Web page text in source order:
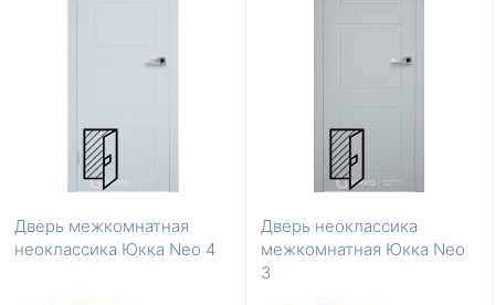
Дверь межкомнатная
неоклассика Юкка Neo 4
Дверь неоклассика
межкомнатная Юкка Neo
3